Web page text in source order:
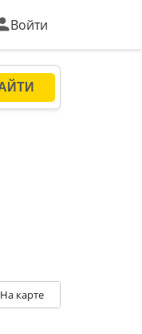
Войти
На карте